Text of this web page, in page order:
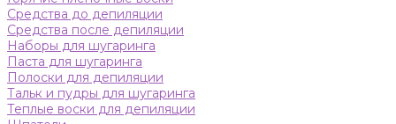
Средства до депиляции
Средства после депиляции
Наборы для шугаринга
Паста для шугаринга
Полоски для депиляции
Тальк и пудры для шугаринга
Теплые воски для депиляции